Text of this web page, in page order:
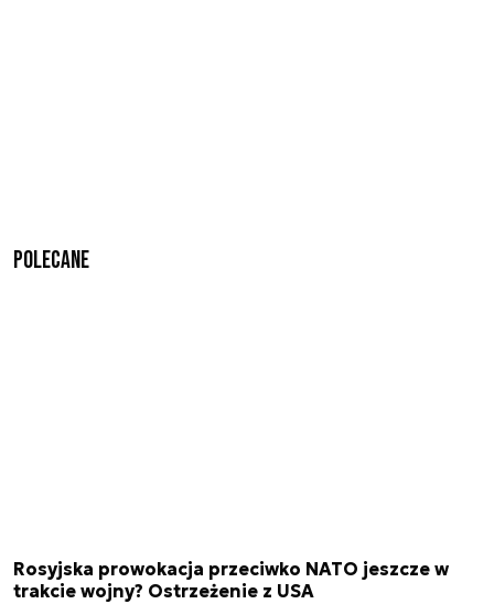
Polecane
Rosyjska prowokacja przeciwko NATO jeszcze w
trakcie wojny? Ostrzeżenie z USA